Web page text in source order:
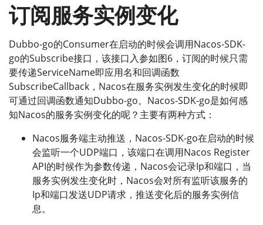
订阅服务实例变化
Dubbo-go的Consumer在启动的时候会调用Nacos-SDK-
go的Subscribe接口，该接口入参如图6，订阅的时候只需
要传递ServiceName即应用名和回调函数
SubscribeCallback，Nacos在服务实例发生变化的时候即
可通过回调函数通知Dubbo-go。Nacos-SDK-go是如何感
知Nacos的服务实例变化的呢？主要有两种方式：
Nacos服务端主动推送，Nacos-SDK-go在启动的时候
会监听一个UDP端口，该端口在调用Nacos Register
API的时候作为参数传递，Nacos会记录Ip和端口，当
服务实例发生变化时，Nacos会对所有监听该服务的
Ip和端口发送UDP请求，推送变化后的服务实例信
息。